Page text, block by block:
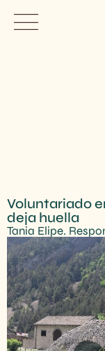
Voluntariado
deja huella
Tania Elipe.